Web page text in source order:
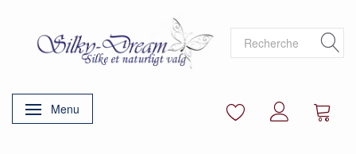
Basculer la navigation
Menu